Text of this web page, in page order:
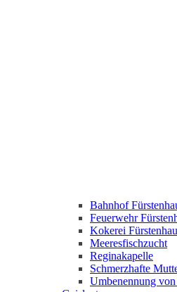
Bahnhof
Feuerwehr
Kokerei
Meeresfischzucht
Reginakapelle
Schmerzhafte
Umbenennung